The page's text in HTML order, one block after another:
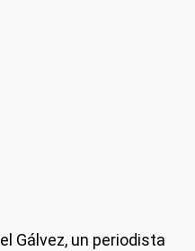
Gálvez, un periodista